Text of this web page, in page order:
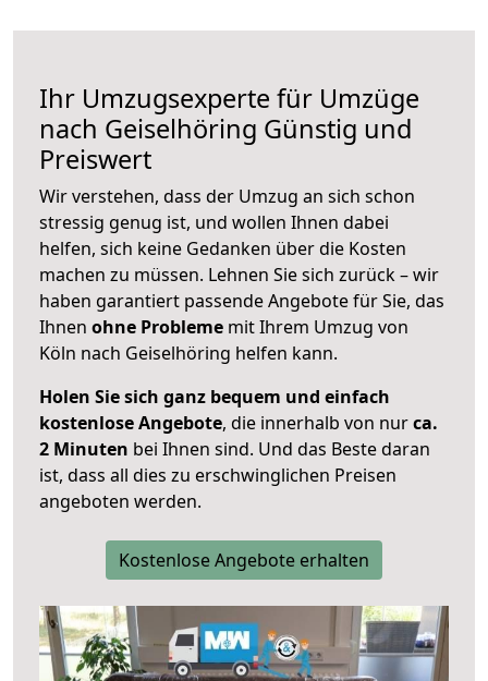
Ihr Umzugsexperte für Umzüge
nach Geiselhöring Günstig und
Preiswert
Wir verstehen, dass der Umzug an sich schon
stressig genug ist, und wollen Ihnen dabei
helfen, sich keine Gedanken über die Kosten
machen zu müssen. Lehnen Sie sich zurück – wir
haben garantiert passende Angebote für Sie, das
Ihnen ohne Probleme mit Ihrem Umzug von
Köln nach Geiselhöring helfen kann.
Holen Sie sich ganz bequem und einfach
kostenlose Angebote, die innerhalb von nurca.
2 Minuten bei Ihnen sind. Und das Beste daran
ist, dass all dies zu erschwinglichen Preisen
angeboten werden.
Kostenlose Angebote erhalten